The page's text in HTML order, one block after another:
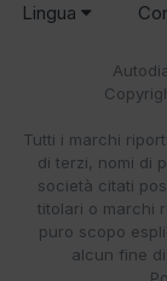
Lingua
Tutti i marchi
di terzi, nomi di
società citati
titolari o marchi
puro scopo
alcun fine